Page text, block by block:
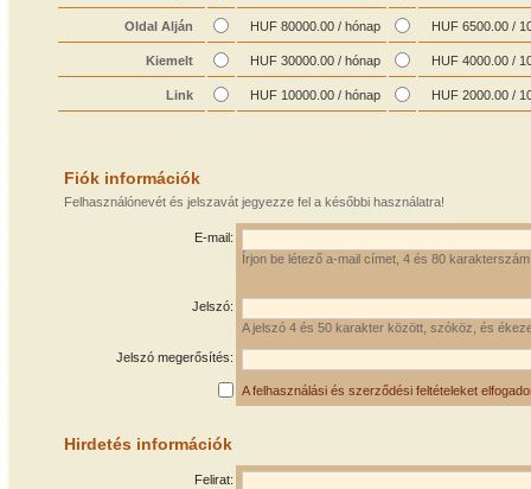
Oldal Alján HUF 80000.00 / hónap HUF 6500.00 /
Kiemelt HUF 30000.00 / hónap HUF 4000.00 /
Link HUF 10000.00 / hónap HUF 2000.00 /
Fiók információk
Felhasználónevét és jelszavát jegyezze fel a későbbi használatra!
E-mail:
Írjon be létező a-mail címet, 4 és 80
Jelszó:
A jelszó 4 és 50 karakter között, szóköz, és
Jelszó megerősítés:
A felhasználási és szerződési feltételeket
Hirdetés információk
Felirat: